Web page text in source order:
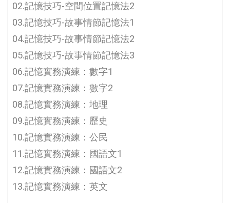
02.記憶技巧-空間位置記憶法2
03.記憶技巧-故事情節記憶法1
04.記憶技巧-故事情節記憶法2
05.記憶技巧-故事情節記憶法3
06.記憶實務演練：數字1
07.記憶實務演練：數字2
08.記憶實務演練：地理
09.記憶實務演練：歷史
10.記憶實務演練：公民
11.記憶實務演練：國語文1
12.記憶實務演練：國語文2
13.記憶實務演練：英文